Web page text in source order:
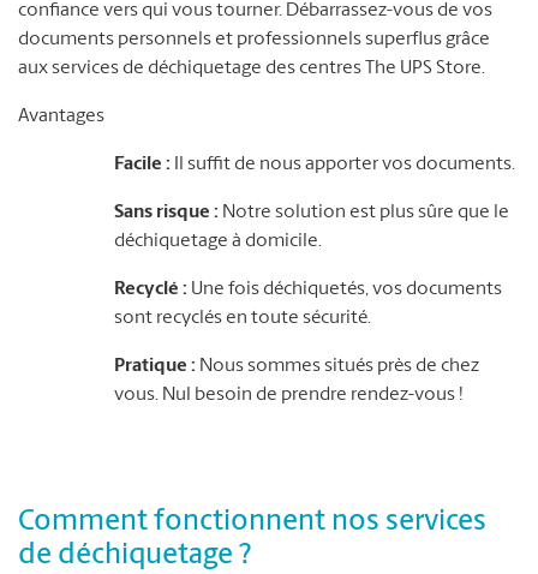
confiance vers qui vous tourner. Débarrassez-vous de vos
documents personnels et professionnels superflus grâce
aux services de déchiquetage des centres The UPS Store.
Avantages
Facile : Il suffit de nous apporter vos documents.
Sans risque : Notre solution est plus sûre que le
déchiquetage à domicile.
Recyclé : Une fois déchiquetés, vos documents
sont recyclés en toute sécurité.
Pratique : Nous sommes situés près de chez
vous. Nul besoin de prendre rendez-vous !
Comment fonctionnent nos services
de déchiquetage ?